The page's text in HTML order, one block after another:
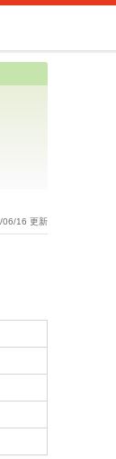
06/16 更新